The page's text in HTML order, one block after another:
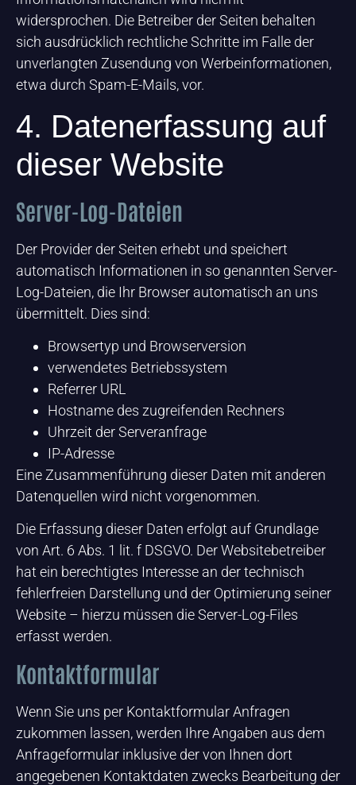
widersprochen. Die Betreiber der Seiten behalten
sich ausdrücklich rechtliche Schritte im Falle der
unverlangten Zusendung von Werbeinformationen,
etwa durch Spam-E-Mails, vor.
4. Datenerfassung auf
dieser Website
Server-Log-Dateien
Der Provider der Seiten erhebt und speichert
automatisch Informationen in so genannten Server-
Log-Dateien, die Ihr Browser automatisch an uns
übermittelt. Dies sind:
Browsertyp und Browserversion
verwendetes Betriebssystem
Referrer URL
Hostname des zugreifenden Rechners
Uhrzeit der Serveranfrage
IP-Adresse
Eine Zusammenführung dieser Daten mit anderen
Datenquellen wird nicht vorgenommen.
Die Erfassung dieser Daten erfolgt auf Grundlage
von Art. 6 Abs. 1 lit. f DSGVO. Der Websitebetreiber
hat ein berechtigtes Interesse an der technisch
fehlerfreien Darstellung und der Optimierung seiner
Website – hierzu müssen die Server-Log-Files
erfasst werden.
Kontaktformular
Wenn Sie uns per Kontaktformular Anfragen
zukommen lassen, werden Ihre Angaben aus dem
Anfrageformular inklusive der von Ihnen dort
angegebenen Kontaktdaten zwecks Bearbeitung der